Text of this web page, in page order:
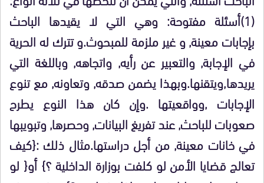
(1)أسئلة مفتوحة: وهي التي لا يقيدها الباحث
بإجابات معينة, و غير ملزمة للمبحوث.و تترك له الحرية
في الإجابة, والتعبير عن رأيه, واتجاهه, وباللغة التي
يريدها,ويتقنها.وبهذا يضمن صدقه, وتعاونه, مع تنوع
الإجابات ,وواقعيتها .وإن كان هذا النوع يطرح
صعوبات للباحث, عند تفريغ البيانات, وحصرها, وتبويبها
في خانات معينة, من أجل دراستها.مثال ذلك :{كيف
تعالج قضايا الأمن لو كلفت بوزارة الداخلية ؟} أو{ لو